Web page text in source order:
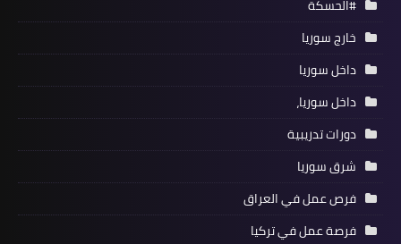
#الحسكة
خارج سوريا
داخل سوريا
داخل سوريا،
دورات تدريبية
شرق سوريا
فرص عمل في العراق
فرصة عمل في تركيا